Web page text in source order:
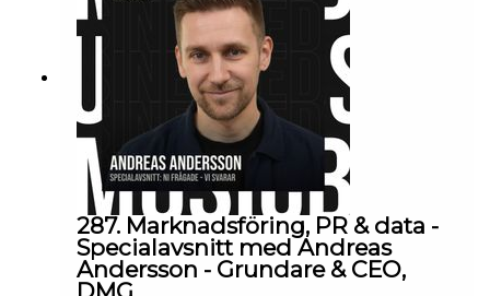
287. Marknadsföring, PR & data -
Specialavsnitt med Andreas
Andersson - Grundare & CEO,